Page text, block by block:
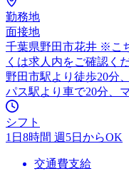
勤務地
面接地
千葉県野田市花井 ※こ
くは求人内をご確認く
野田市駅より徒歩20分
パス駅より車で20分、
シフト
1日8時間 週5日からOK
交通費支給